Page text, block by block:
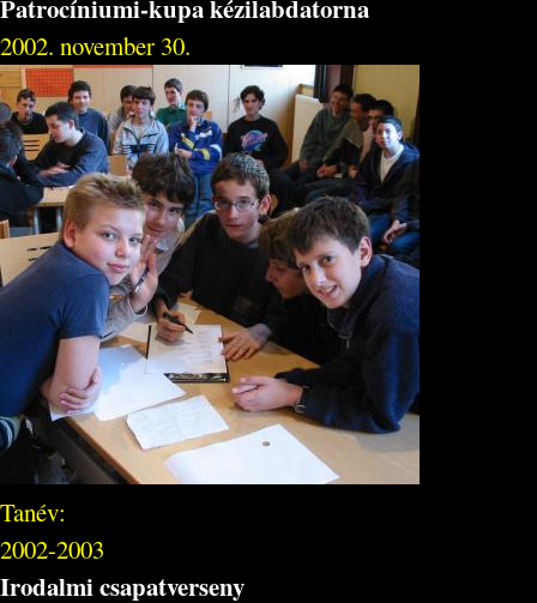
Patrocíniumi-kupa kézilabdatorna
2002. november 30.
Tanév:
2002-2003
Irodalmi csapatverseny